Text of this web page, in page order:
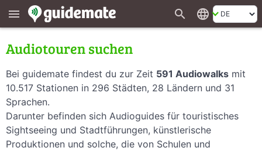
menu search language
Audiotouren suchen
Bei guidemate findest du zur Zeit 591 Audiowalks mit
10.517 Stationen in 296 Städten, 28 Ländern und 31
Sprachen.
Darunter befinden sich Audioguides für touristisches
Sightseeing und Stadtführungen, künstlerische
Produktionen und solche, die von Schulen und